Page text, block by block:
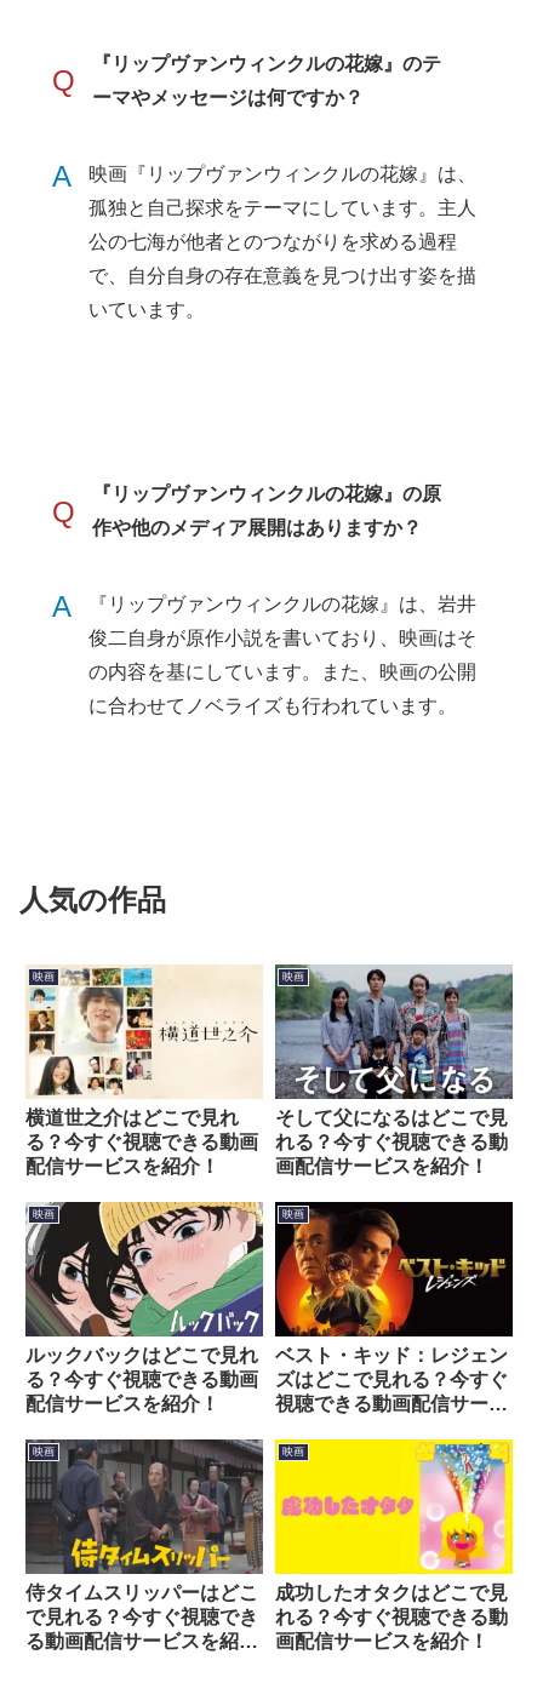
Q
『リップヴァンウィンクルの花嫁』のテ
ーマやメッセージは何ですか？
A
映画『リップヴァンウィンクルの花嫁』は、
孤独と自己探求をテーマにしています。主人
公の七海が他者とのつながりを求める過程
で、自分自身の存在意義を見つけ出す姿を描
いています。
Q
『リップヴァンウィンクルの花嫁』の原
作や他のメディア展開はありますか？
A
『リップヴァンウィンクルの花嫁』は、岩井
俊二自身が原作小説を書いており、映画はそ
の内容を基にしています。また、映画の公開
に合わせてノベライズも行われています。
人気の作品
映画
横道世之介はどこで見れ
る？今すぐ視聴できる動画
配信サービスを紹介！
映画
そして父になるはどこで見
れる？今すぐ視聴できる動
画配信サービスを紹介！
映画
ルックバックはどこで見れ
る？今すぐ視聴できる動画
配信サービスを紹介！
映画
ベスト・キッド：レジェン
ズはどこで見れる？今すぐ
視聴できる動画配信サービ
映画
侍タイムスリッパーはどこ
で見れる？今すぐ視聴でき
る動画配信サービスを紹
映画
成功したオタクはどこで見
れる？今すぐ視聴できる動
画配信サービスを紹介！